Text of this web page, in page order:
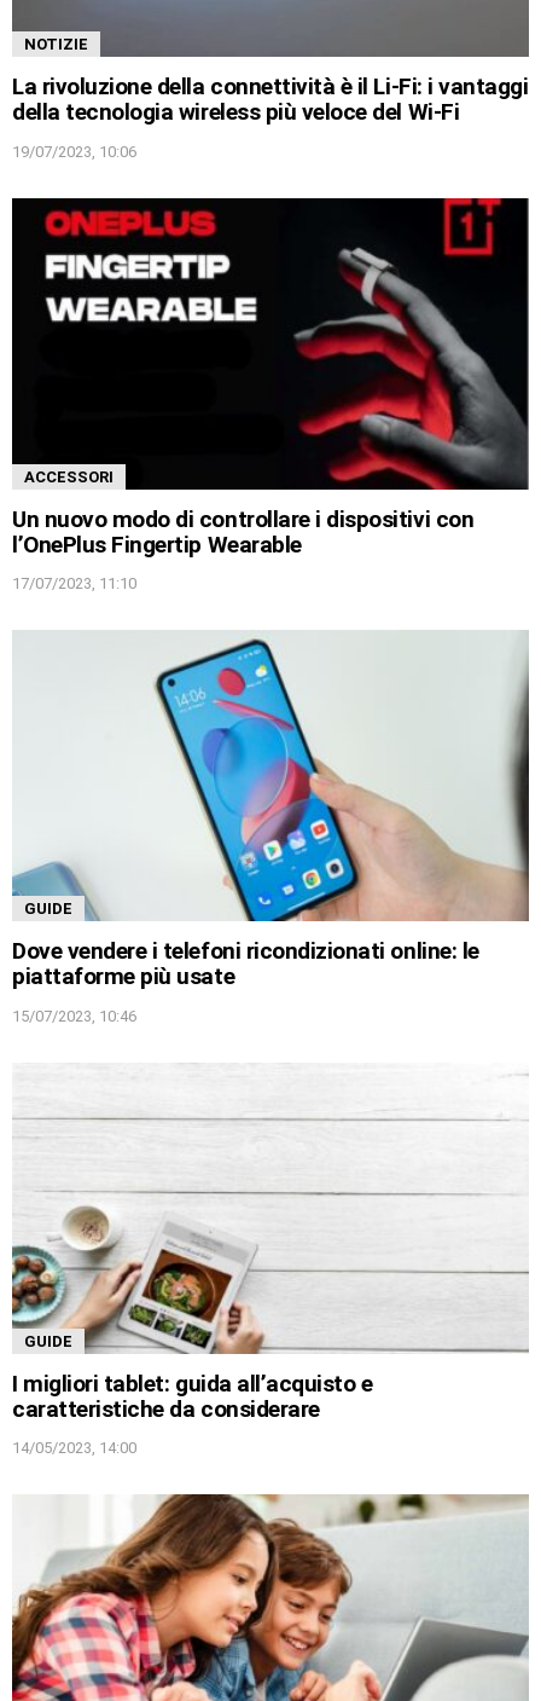
NOTIZIE
La rivoluzione della connettività è il Li-Fi: i vantaggi
della tecnologia wireless più veloce del Wi-Fi
19/07/2023, 10:06
ACCESSORI
Un nuovo modo di controllare i dispositivi con
l’OnePlus Fingertip Wearable
17/07/2023, 11:10
GUIDE
Dove vendere i telefoni ricondizionati online: le
piattaforme più usate
15/07/2023, 10:46
GUIDE
I migliori tablet: guida all’acquisto e
caratteristiche da considerare
14/05/2023, 14:00